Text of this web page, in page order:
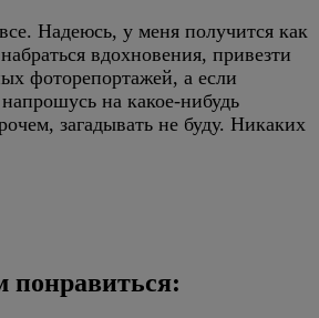
Надеюсь, у меня получится как
вдохновения, привезти
фоторепортажей, а если
на какое-нибудь
загадывать не буду. Никаких
понравиться: